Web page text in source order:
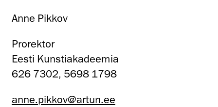
Anne Pikkov
Prorektor
Eesti Kunstiakadeemia
626 7302, 5698 1798
anne.pikkov@artun.ee